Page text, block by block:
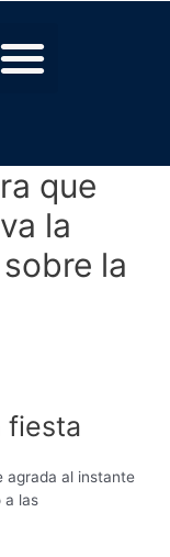
que
la
la
fiesta
agrada al instante
a las